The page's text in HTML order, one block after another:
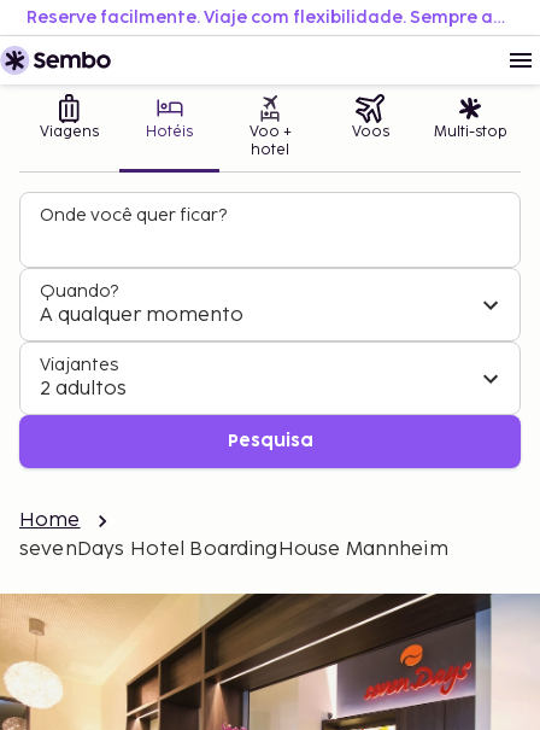
Reserve facilmente. Viaje com flexibilidade. Sempre ao melhor preço.
Viagens Hotéis
Voo +
hotel
Voos Multi-stop
Onde você quer ficar?
Quando?
A qualquer momento
Viajantes
2 adultos
Pesquisa
Home
sevenDays Hotel BoardingHouse Mannheim